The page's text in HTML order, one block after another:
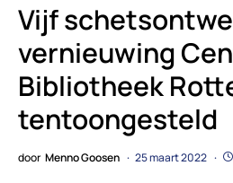
Vijf
vernieuwing
Bibliotheek
tentoongesteld
door Menno Goosen 25 maart 2022